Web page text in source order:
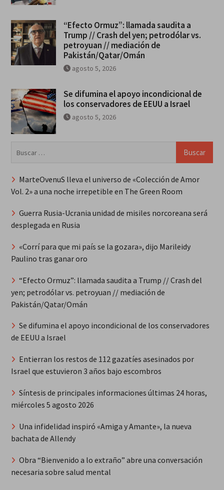
“Efecto Ormuz”: llamada saudita a
Trump // Crash del yen; petrodólar vs.
petroyuan // mediación de
Pakistán/Qatar/Omán
agosto 5, 2026
Se difumina el apoyo incondicional de
los conservadores de EEUU a Israel
agosto 5, 2026
MarteOvenuS lleva el universo de «Colección de Amor
Vol. 2» a una noche irrepetible en The Green Room
Guerra Rusia-Ucrania unidad de misiles norcoreana será
desplegada en Rusia
«Corrí para que mi país se la gozara», dijo Marileidy
Paulino tras ganar oro
“Efecto Ormuz”: llamada saudita a Trump // Crash del
yen; petrodólar vs. petroyuan // mediación de
Pakistán/Qatar/Omán
Se difumina el apoyo incondicional de los conservadores
de EEUU a Israel
Entierran los restos de 112 gazatíes asesinados por
Israel que estuvieron 3 años bajo escombros
Síntesis de principales informaciones últimas 24 horas,
miércoles 5 agosto 2026
Una infidelidad inspiró «Amiga y Amante», la nueva
bachata de Allendy
Obra “Bienvenido a lo extraño” abre una conversación
necesaria sobre salud mental